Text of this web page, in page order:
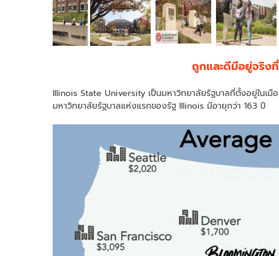
ถูกและดีมีอยู่จริง
Illinois State University เป็นมหาวิทยาลัยรัฐบาลที่ตั้งอยู่ในเ
มหาวิทยาลัยรัฐบาลแห่งแรกของรัฐ Illinois มีอายุกว่า 163 ปี